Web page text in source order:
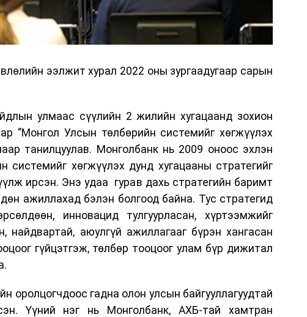
ээлжит хурал 2022 оны зургаадугаар сарын
улмаас сүүлийн 2 жилийн хугацаанд зохион
“Монгол Улсын төлбөрийн системийг хөгжүүлэх
танилцуулав. Монголбанк нь 2009 оноос эхлэн
системийг хөгжүүлэх дунд хугацааны стратегийг
ирсэн. Энэ удаа гурав дахь стратегийн баримт
ажиллахад бэлэн болгоод байна. Тус стратегид
инновацид тулгуурласан, хүртээмжийг
найдвартай, аюулгүй ажиллагааг бүрэн хангасан
гүйцэтгэж, төлбөр тооцоог улам бүр дижитал
оролцогчдоос гадна олон улсын байгууллагуудтай
Үүний нэг нь Монголбанк, АХБ-тай хамтран